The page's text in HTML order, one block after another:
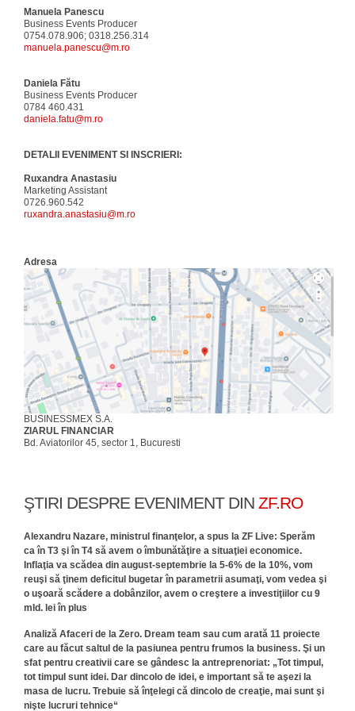
Manuela Panescu
Business Events Producer
0754.078.906; 0318.256.314
manuela.panescu@m.ro
Daniela Fătu
Business Events Producer
0784 460.431
daniela.fatu@m.ro
DETALII EVENIMENT SI INSCRIERI:
Ruxandra Anastasiu
Marketing Assistant
0726.960.542
ruxandra.anastasiu@m.ro
Adresa
BUSINESSMEX S.A.
ZIARUL FINANCIAR
Bd. Aviatorilor 45, sector 1, Bucuresti
ŞTIRI DESPRE EVENIMENT DIN ZF.RO
Alexandru Nazare, ministrul finanţelor, a spus la ZF Live: Sperăm
ca în T3 şi în T4 să avem o îmbunătăţire a situaţiei economice.
Inflaţia va scădea din august-septembrie la 5-6% de la 10%, vom
reuşi să ţinem deficitul bugetar în parametrii asumaţi, vom vedea şi
o uşoară scădere a dobânzilor, avem o creştere a investiţiilor cu 9
mld. lei în plus
Analiză Afaceri de la Zero. Dream team sau cum arată 11 proiecte
care au făcut saltul de la pasiunea pentru frumos la business. Şi un
sfat pentru creativii care se gândesc la antreprenor­iat: „Tot timpul,
tot timpul sunt idei. Dar dincolo de idei, e important să te aşezi la
masa de lucru. Trebuie să înţelegi că dincolo de creaţie, mai sunt şi
nişte lucruri tehnice“